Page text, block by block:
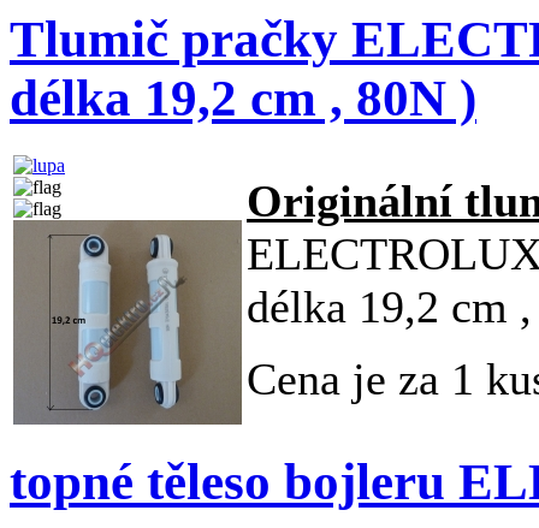
Tlumič pračky
délka 19,2 cm , 80N )
Originální
délka 19,2 cm
Cena je za 1
topné těleso bojleru